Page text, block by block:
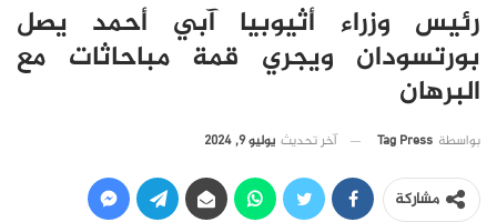
رئيس وزراء أثيوبيا آبي أحمد يصل
بورتسودان ويجري قمة مباحاثات مع
البرهان
بواسطة Tag Press آخر تحديث يوليو 9, 2024
مشاركة